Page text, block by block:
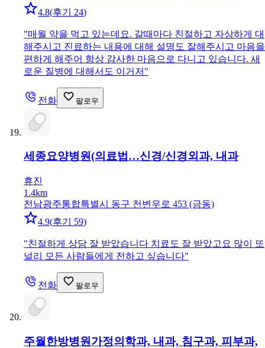
4.8(후기 24)
"매월 약을 먹고 있는데요. 갈때마다 친절하고 자상하게 대
해주시고 진료하는 내용에 대해 설명도 잘해주시고 마음을
편하게 해주어 항상 감사한 마음으로 다니고 있습니다. 새
로운 질병에 대해서도 이거저 "
전화 팔로우
세종요양병원(의료법…신경/신경외과, 내과
휴진
1.4km
전남광주통합특별시 동구 천변우로 453 (금동)
4.9(후기 59)
"친절하게 상담 잘 받았습니다 치료도 잘 받았고요 많이 또
널리 모든 사람들에게 전하고 싶습니다"
전화 팔로우
주월한방병원 가정의학과, 내과, 침구과, 피부과,